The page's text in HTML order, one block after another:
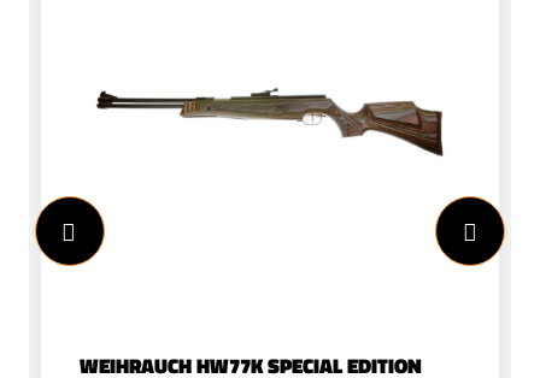
WEIHRAUCH HW77K SPECIAL EDITION